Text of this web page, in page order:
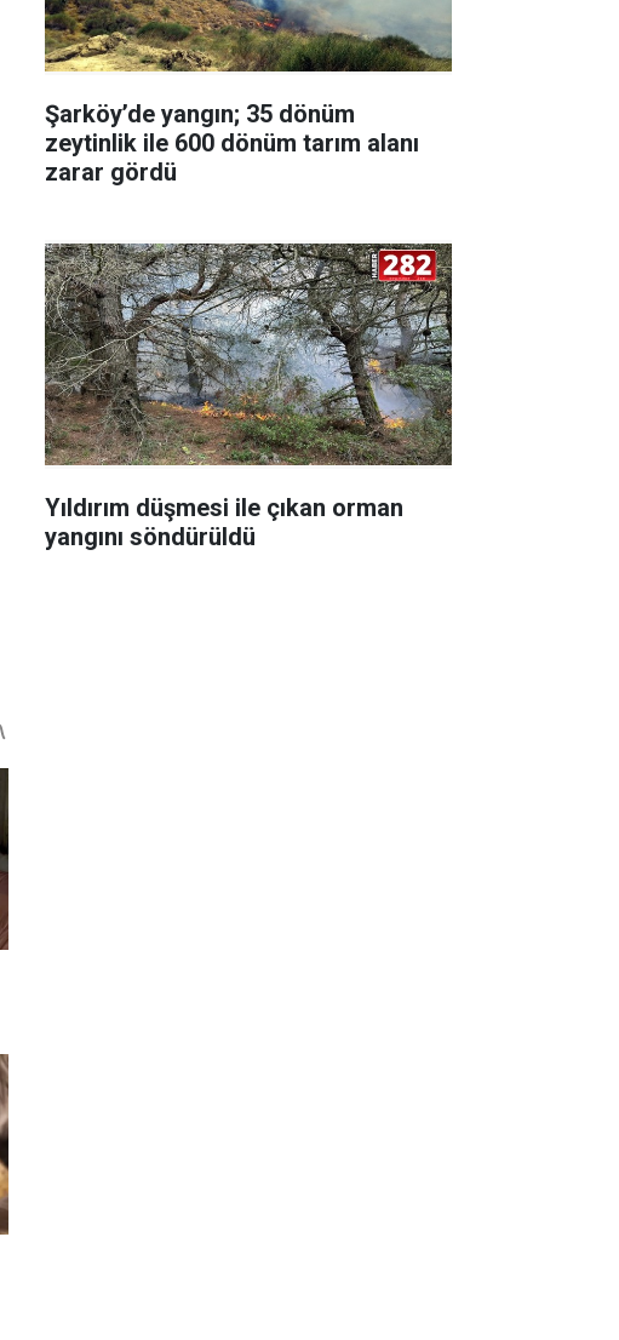
Şarköy’de yangın; 35 dönüm
zeytinlik ile 600 dönüm tarım alanı
zarar gördü
Yıldırım düşmesi ile çıkan orman
yangını söndürüldü